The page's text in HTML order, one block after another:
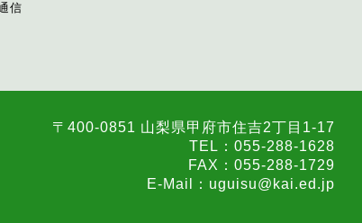
信
〒400-0851 山梨県甲府市住吉2丁目1-17
TEL：055-288-1628
FAX：055-288-1729
E-Mail：uguisu@kai.ed.jp